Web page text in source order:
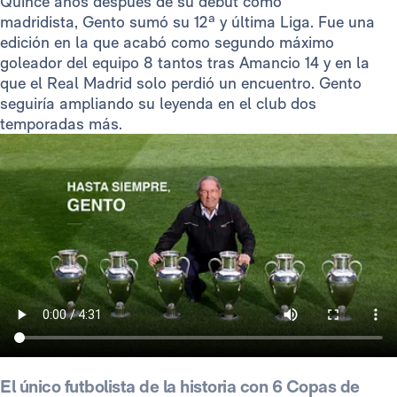
madridista, Gento sumó su 12ª y última Liga. Fue una
edición en la que acabó como segundo máximo
goleador del equipo 8 tantos tras Amancio 14 y en la
que el Real Madrid solo perdió un encuentro. Gento
seguiría ampliando su leyenda en el club dos
temporadas más.
El único futbolista de la historia con 6 Copas de